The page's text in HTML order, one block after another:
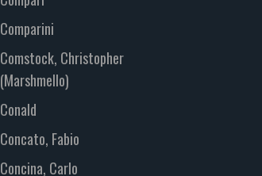
Comparini
Comstock, Christopher
(Marshmello)
Conald
Concato, Fabio
Concina, Carlo